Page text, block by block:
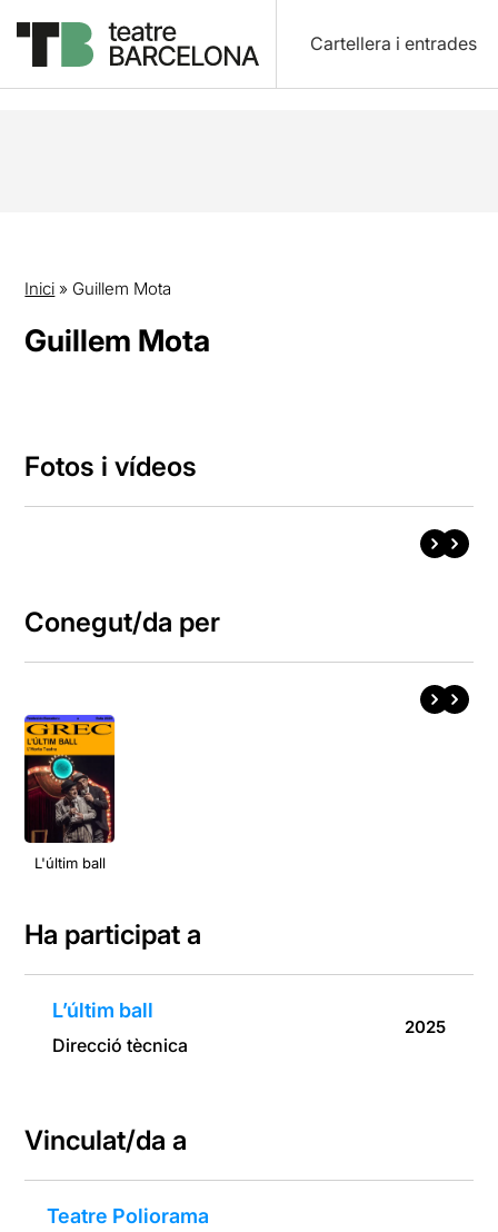
Cartellera i entrades
Inici » Guillem Mota
Guillem Mota
Fotos i vídeos
Conegut/da per
L'últim ball
Ha participat a
L’últim ball
Direcció tècnica
2025
Vinculat/da a
Teatre Poliorama